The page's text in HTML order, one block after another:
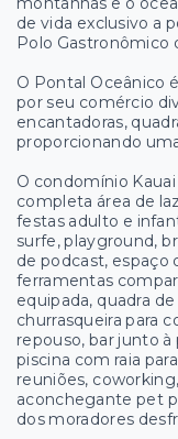
de vida exclusivo a
Polo Gastronômico
O Pontal Oceânico
por seu comércio
encantadoras,
proporcionando
O condomínio
completa área de
festas adulto e
surfe, playground,
de podcast, espaço
ferramentas
equipada, quadra
churrasqueira para
repouso, bar junto
piscina com raia
reuniões,
aconchegante pet
dos moradores